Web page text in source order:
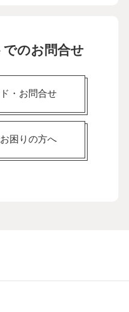
のお問合せ
・お問合せ
困りの方へ